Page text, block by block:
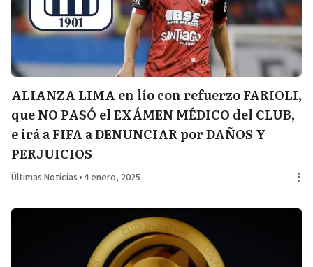
ALIANZA LIMA en lío con refuerzo FARIOLI,
que NO PASÓ el EXÁMEN MÉDICO del CLUB,
e irá a FIFA a DENUNCIAR por DAÑOS Y
PERJUICIOS
Últimas Noticias •4 enero, 2025